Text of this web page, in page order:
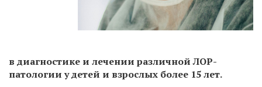
в диагностике и лечении различной ЛОР-
патологии у детей и взрослых более 15 лет.